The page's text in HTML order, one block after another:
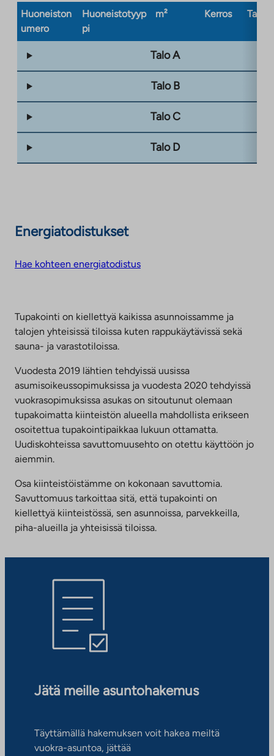
Huoneiston
umero
Huoneistotyyp
pi
m² Kerros
Talo A
Talo B
Talo C
Talo D
Energiatodistukset
Hae kohteen energiatodistus
Tupakointi on kiellettyä kaikissa asunnoissamme ja
talojen yhteisissä tiloissa kuten rappukäytävissä sekä
sauna- ja varastotiloissa.
Vuodesta 2019 lähtien tehdyissä uusissa
asumisoikeussopimuksissa ja vuodesta 2020 tehdyissä
vuokrasopimuksissa asukas on sitoutunut olemaan
tupakoimatta kiinteistön alueella mahdollista erikseen
osoitettua tupakointipaikkaa lukuun ottamatta.
Uudiskohteissa savuttomuusehto on otettu käyttöön jo
aiemmin.
Osa kiinteistöistämme on kokonaan savuttomia.
Savuttomuus tarkoittaa sitä, että tupakointi on
kiellettyä kiinteistössä, sen asunnoissa, parvekkeilla,
piha-alueilla ja yhteisissä tiloissa.
Jätä meille asuntohakemus
Täyttämällä hakemuksen voit hakea meiltä
vuokra-asuntoa, jättää